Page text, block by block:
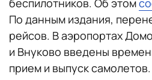
беспилотников. Об этом
По данным издания,
рейсов. В аэропортах
и Внуково введены
прием и выпуск самолетов.